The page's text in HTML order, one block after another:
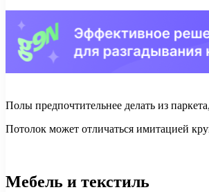
Полы предпочтительнее делать из
Потолок может отличаться имитацией
Мебель и текстиль